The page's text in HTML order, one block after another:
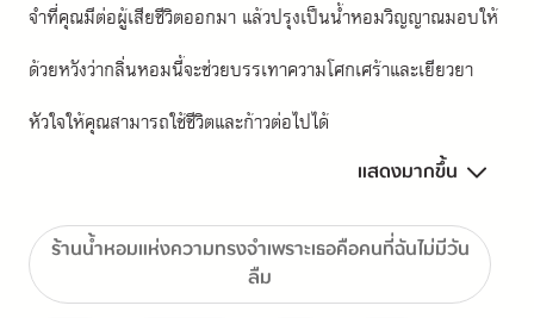
จำที่คุณมีต่อผู้เสียชีวิตออกมา แล้วปรุงเป็นน้ำหอมวิญญาณมอบให้
ด้วยหวังว่ากลิ่นหอมนี้จะช่วยบรรเทาความโศกเศร้าและเยียวยา
หัวใจให้คุณสามารถใช้ชีวิตและก้าวต่อไปได้
แสดงมากขึ้น
ร้านน้ำหอมแห่งความทรงจำเพราะเธอคือคนที่ฉันไม่มีวัน
ลืม